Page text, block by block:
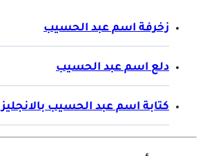
زخرفة اسم عبد الحسيب
دلع اسم عبد الحسيب
كتابة اسم عبد الحسيب